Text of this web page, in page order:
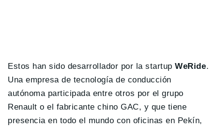
Estos han sido desarrollador por la startupWeRide.
Una empresa de tecnología de conducción
autónoma participada entre otros por el grupo
Renault o el fabricante chino GAC, y que tiene
presencia en todo el mundo con oficinas en Pekín,